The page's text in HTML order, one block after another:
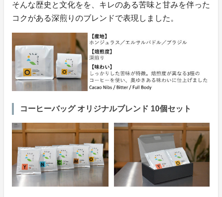
そんな歴史と文化をを、キレのある苦味と甘みを伴った
コクがある深煎りのブレンドで表現しました。
コーヒーバッグ オリジナルブレンド 10個セット